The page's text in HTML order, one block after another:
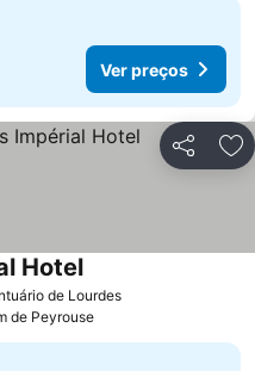
Ver preços
Partilhar
de Lourdes
Hotel
de Peyrouse